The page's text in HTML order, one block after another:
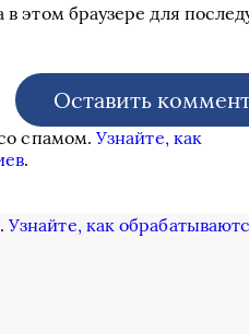
этом браузере для
спамом.Узнайте, как
.
Узнайте, как